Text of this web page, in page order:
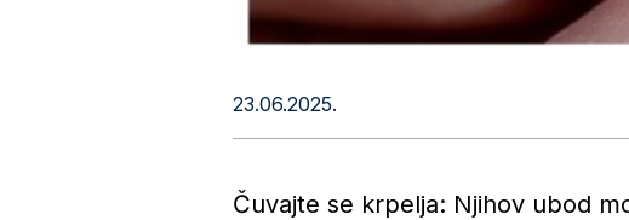
23.06.2025.
Čuvajte se krpelja: Njihov ubod